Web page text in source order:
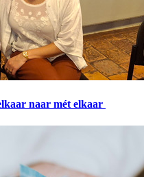
naar mét elkaar